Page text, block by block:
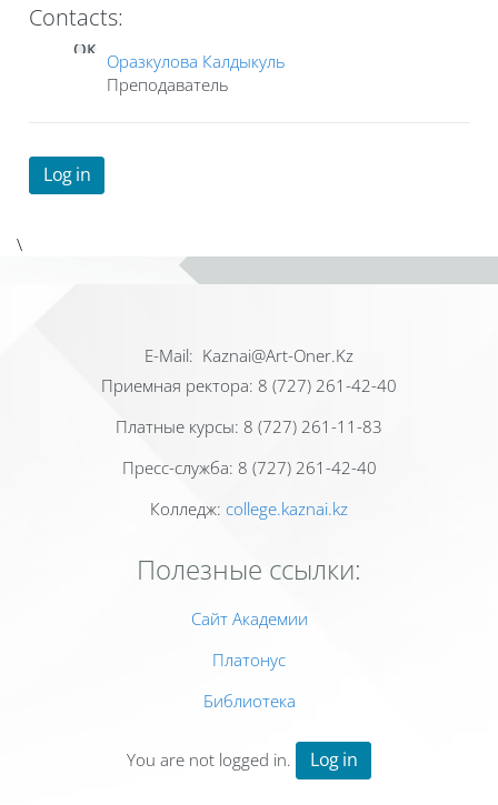
Contacts:
ОК
Оразкулова Калдыкуль
Преподаватель
Log in
\
Е-Mail: Kaznai@Art-Oner.Kz
Приемная ректора: 8 (727) 261-42-40
Платные курсы: 8 (727) 261-11-83
Пресс-служба: 8 (727) 261-42-40
Колледж: college.kaznai.kz
Полезные ссылки:
Сайт Академии
Платонус
Библиотека
You are not logged in. Log in